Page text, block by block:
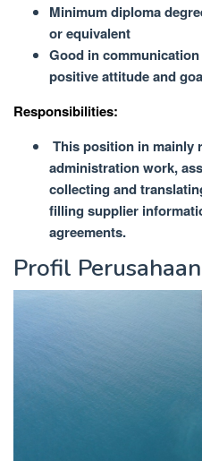
Minimum diploma
or equivalent
Good in
positive attitude and
Responsibilities:
This position in mainly
administration work,
collecting and
filling supplier
agreements.
Profil Perusahaan